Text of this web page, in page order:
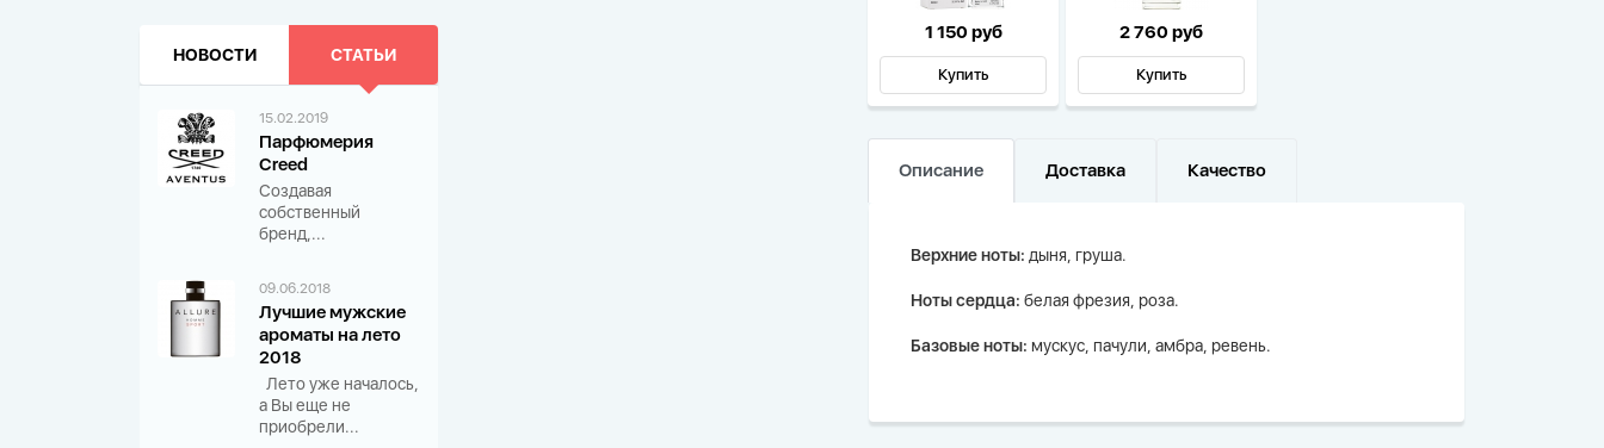
НОВОСТИ СТАТЬИ
15.02.2019
Парфюмерия
Creed
Создавая
собственный
бренд,...
09.06.2018
Лучшие мужские
ароматы на лето
2018
Лето уже началось,
а Вы еще не
приобрели...
1 150 руб
Купить
2 760 руб
Купить
Описание Доставка Качество
Верхние ноты: дыня, груша.
Ноты сердца: белая фрезия, роза.
Базовые ноты: мускус, пачули, амбра, ревень.